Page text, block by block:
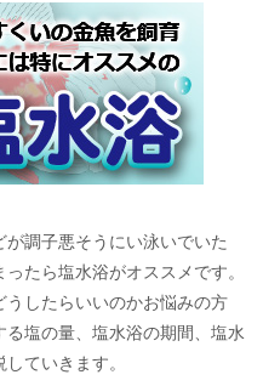
調子悪そうにい泳いでいた
たら塩水浴がオススメです。
うしたらいいのかお悩みの方
塩の量、塩水浴の期間、塩水
ていきます。